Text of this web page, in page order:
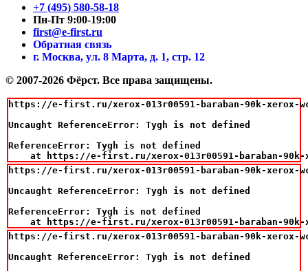
+7 (495) 580-58-18
Пн-Пт 9:00-19:00
first@e-first.ru
Обратная связь
г. Москва, ул. 8 Марта, д. 1, стр. 12
© 2007-2026 Фёрст. Все права защищены.
https://e-first.ru/xerox-013r00591-baraban-90k-xerox-wc-
Uncaught ReferenceError: Tygh is not defined
ReferenceError: Tygh is not defined
at https://e-first.ru/xerox-013r00591-baraban-
https://e-first.ru/xerox-013r00591-baraban-90k-xerox-wc-
Uncaught ReferenceError: Tygh is not defined
ReferenceError: Tygh is not defined
at https://e-first.ru/xerox-013r00591-baraban-
https://e-first.ru/xerox-013r00591-baraban-90k-xerox-wc-
Uncaught ReferenceError: Tygh is not defined